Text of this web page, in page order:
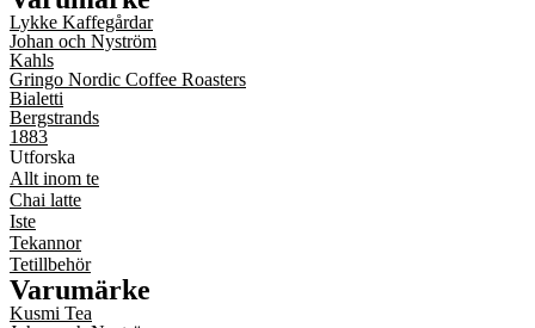
Lykke Kaffegårdar
Johan och Nyström
Kahls
Gringo Nordic Coffee Roasters
Bialetti
Bergstrands
1883
Utforska
Allt inom te
Chai latte
Iste
Tekannor
Tetillbehör
Varumärke
Kusmi Tea